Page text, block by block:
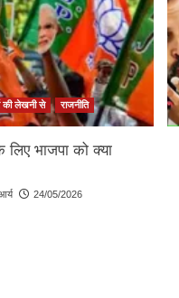
की लेखनी से राजनीति
लिए भाजपा को क्या
24/05/2026